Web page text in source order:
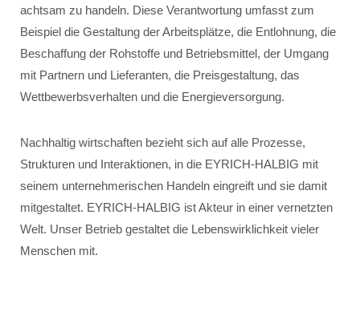
achtsam zu handeln. Diese Verantwortung umfasst zum
Beispiel die Gestaltung der Arbeitsplätze, die Entlohnung, die
Beschaffung der Rohstoffe und Betriebsmittel, der Umgang
mit Partnern und Lieferanten, die Preisgestaltung, das
Wettbewerbsverhalten und die Energieversorgung.
Nachhaltig wirtschaften bezieht sich auf alle Prozesse,
Strukturen und Interaktionen, in die EYRICH-HALBIG mit
seinem unternehmerischen Handeln eingreift und sie damit
mitgestaltet. EYRICH-HALBIG ist Akteur in einer vernetzten
Welt. Unser Betrieb gestaltet die Lebenswirklichkeit vieler
Menschen mit.